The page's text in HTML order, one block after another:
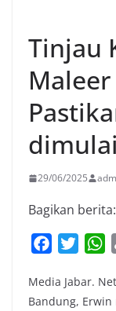
Tinjau
29/06/2025
Bagikan berita:
c
e
i
W
a
t
Media Jabar.
Bandung,